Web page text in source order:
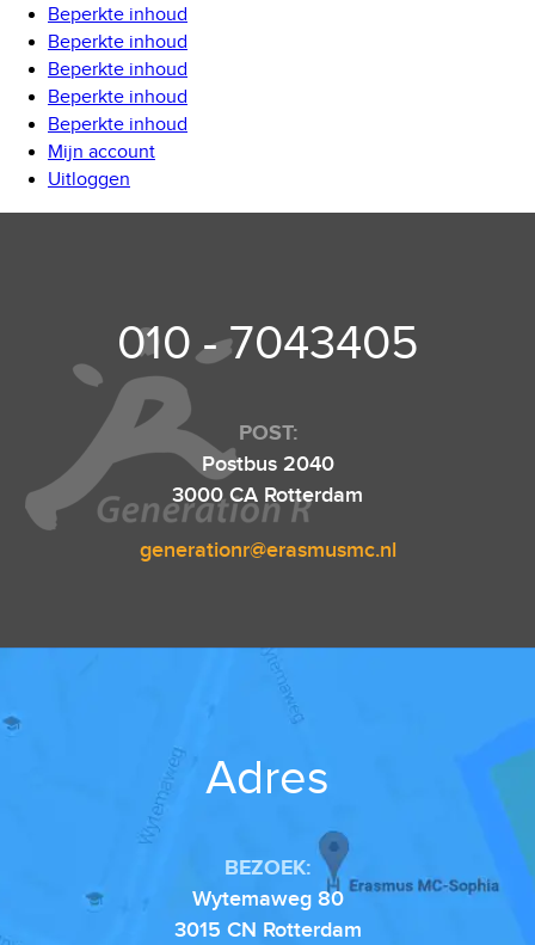
Beperkte inhoud
Beperkte inhoud
Beperkte inhoud
Beperkte inhoud
Beperkte inhoud
Mijn account
Uitloggen
010 - 7043405
POST:
Postbus 2040
3000 CA Rotterdam
generationr@erasmusmc.nl
Adres
BEZOEK:
Wytemaweg 80
3015 CN Rotterdam